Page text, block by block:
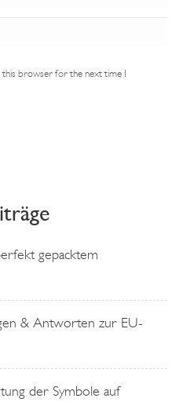
this browser for the next time I
gepacktem
& Antworten zur EU-
der Symbole auf